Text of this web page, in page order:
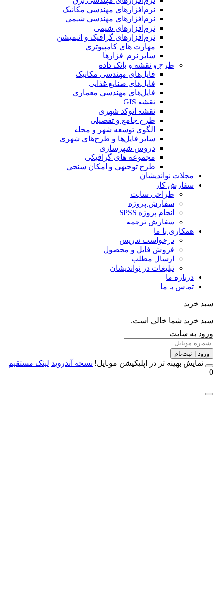
نرم‌افزارهای مهندسی مکانیک
نرم‌افزارهای مهندسی شیمی
نرم‌افزارهای شیمی
نرم‌افزارهای گرافیک و انیمیشن
مهارت های کامپیوتری
سایر نرم افزارها
طرح و نقشه و بانک داده
فایل‌های مهندسی مکانیک
فایل‌های صنایع غذایی
فایل‌های مهندسی معماری
نقشه GIS
نقشه اتوکد شهری
طرح جامع و تفصیلی
الگوی توسعه شهر و محله
سایر فایل‌ها و طرح‌های شهری
دروس شهرسازی
مجموعه های گرافیکی
طرح توجیهی و امکان سنجی
مجلات نواندیشان
سفارش کار
طراحی سایت
سفارش پروژه
انجام پروژه SPSS
سفارش ترجمه
همکاری با ما
درخواست تدریس
فروش فایل و محصول
ارسال مطلب
تبلیغات در نواندیشان
درباره ما
تماس با ما
خرید شما خالی است.
به سایت
| ثبت‌نام
بهینه تر در اپلیکیشن موبایل!نسخه آندروید لینک مستقیم